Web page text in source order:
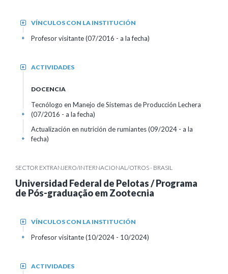
VÍNCULOS CON LA INSTITUCIÓN
+
Profesor visitante (07/2016 - a la fecha)
+
ACTIVIDADES
+
DOCENCIA
Tecnólogo en Manejo de Sistemas de Producción Lechera
(07/2016 - a la fecha)
+
Actualización en nutrición de rumiantes (09/2024 - a la
fecha)
+
SECTOR EXTRANJERO/INTERNACIONAL/OTROS - BRASIL
Universidad Federal de Pelotas / Programa
de Pós-graduação em Zootecnia
VÍNCULOS CON LA INSTITUCIÓN
+
Profesor visitante (10/2024 - 10/2024)
+
ACTIVIDADES
+